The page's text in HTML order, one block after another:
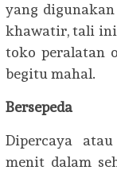
yang
khawatir, tali ini
toko peralatan
begitu mahal.
Bersepeda
Dipercaya
menit dalam